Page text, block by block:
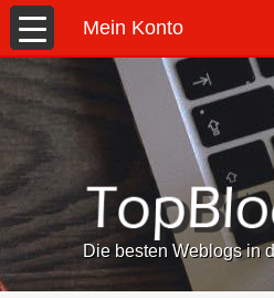
Mein Konto
Die besten Weblogs in